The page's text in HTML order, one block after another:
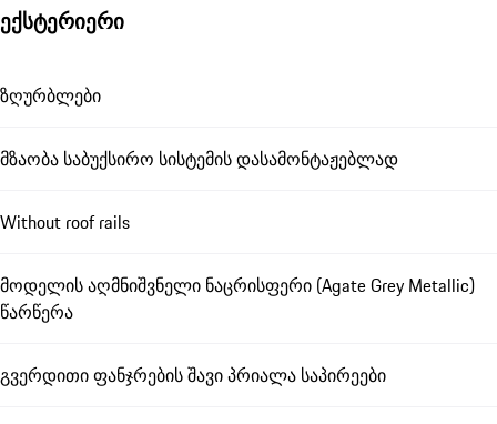
ექსტერიერი
ზღურბლები
მზაობა საბუქსირო სისტემის დასამონტაჟებლად
Without roof rails
მოდელის აღმნიშვნელი ნაცრისფერი (Agate Grey Metallic)
წარწერა
გვერდითი ფანჯრების შავი პრიალა საპირეები